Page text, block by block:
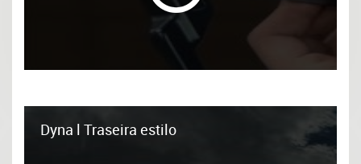
Dyna l Traseira estilo